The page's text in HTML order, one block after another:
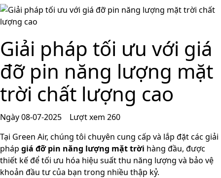
Giải pháp tối ưu với giá
đỡ pin năng lượng mặt
trời chất lượng cao
Ngày 08-07-2025
Lượt xem 260
Tại Green Air, chúng tôi chuyên cung cấp và lắp đặt các giải
pháp giá đỡ pin năng lượng mặt trời hàng đầu, được
thiết kế để tối ưu hóa hiệu suất thu năng lượng và bảo vệ
khoản đầu tư của bạn trong nhiều thập kỷ.